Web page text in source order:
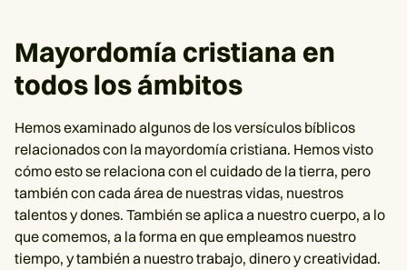
Mayordomía cristiana en
todos los ámbitos
Hemos examinado algunos de los versículos bíblicos
relacionados con la mayordomía cristiana. Hemos visto
cómo esto se relaciona con el cuidado de la tierra, pero
también con cada área de nuestras vidas, nuestros
talentos y dones. También se aplica a nuestro cuerpo, a lo
que comemos, a la forma en que empleamos nuestro
tiempo, y también a nuestro trabajo, dinero y creatividad.